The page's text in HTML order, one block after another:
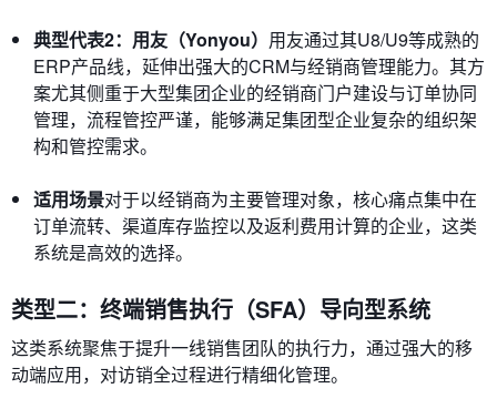
典型代表2：用友（Yonyou） 用友通过其U8/U9等成熟的
ERP产品线，延伸出强大的CRM与经销商管理能力。其方
案尤其侧重于大型集团企业的经销商门户建设与订单协同
管理，流程管控严谨，能够满足集团型企业复杂的组织架
构和管控需求。
适用场景对于以经销商为主要管理对象，核心痛点集中在
订单流转、渠道库存监控以及返利费用计算的企业，这类
系统是高效的选择。
类型二：终端销售执行（SFA）导向型系统
这类系统聚焦于提升一线销售团队的执行力，通过强大的移
动端应用，对访销全过程进行精细化管理。